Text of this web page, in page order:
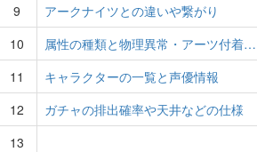
9
アークナイツとの違いや繋がり
10
属性の種類と物理異常・アーツ付着…
11
キャラクターの一覧と声優情報
12
ガチャの排出確率や天井などの仕様
13